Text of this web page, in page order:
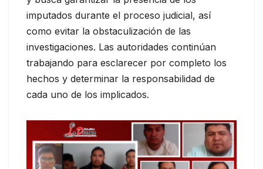
imputados durante el proceso judicial, así
como evitar la obstaculización de las
investigaciones. Las autoridades continúan
trabajando para esclarecer por completo los
hechos y determinar la responsabilidad de
cada uno de los implicados.